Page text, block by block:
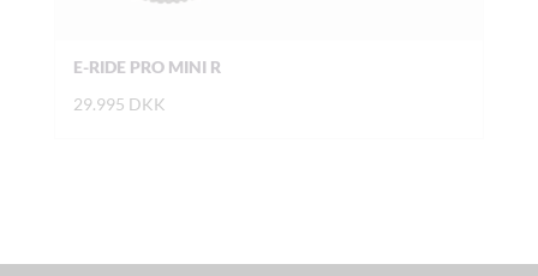
E-RIDE PRO MINI R
29.995 DKK